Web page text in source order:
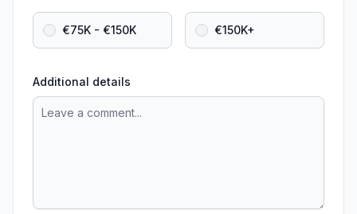
€75K - €150K €150K+
Additional details